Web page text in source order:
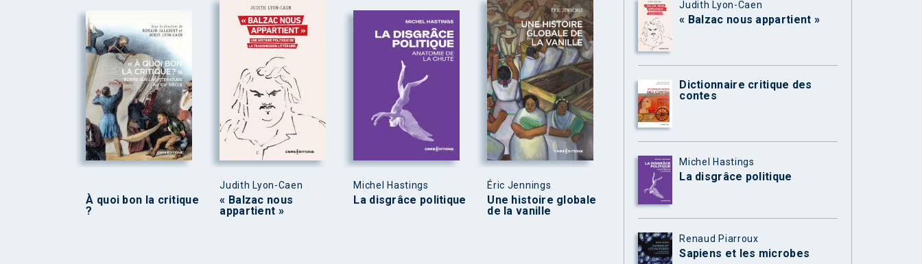
À quoi bon la critique
?
Judith Lyon-Caen
« Balzac nous
appartient »
Michel Hastings
La disgrâce politique
Éric Jennings
Une histoire globale
de la vanille
Judith Lyon-Caen
« Balzac nous appartient »
Dictionnaire critique des
contes
Michel Hastings
La disgrâce politique
Renaud Piarroux
Sapiens et les microbes